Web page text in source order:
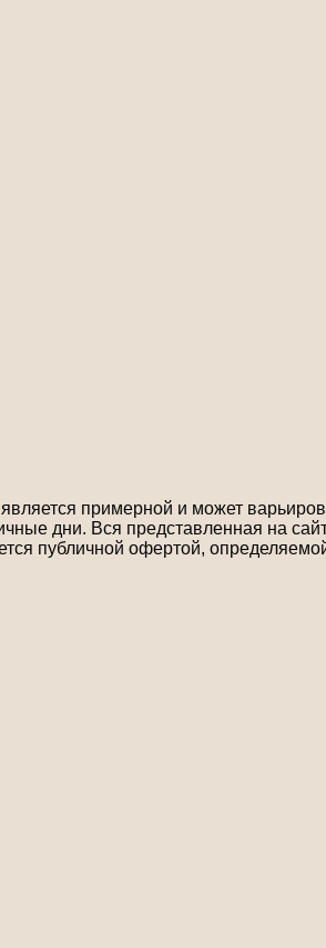
примерной и может
дни. Вся представленная на
публичной офертой,